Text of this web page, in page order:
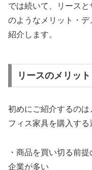
では続いて、リース
のようなメリット・
紹介します。
リースのメリッ
初めにご紹介するの
フィス家具を購入する
・商品を買い切る前
企業が多い